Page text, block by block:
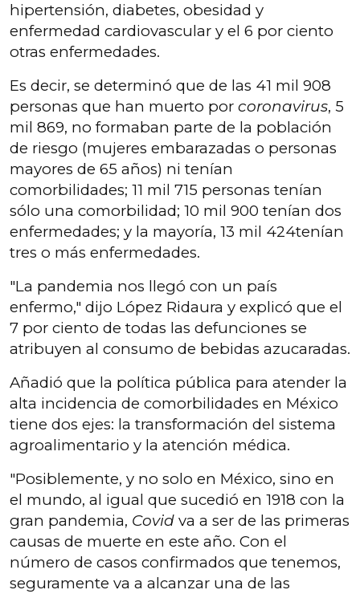
hipertensión, diabetes, obesidad y
enfermedad cardiovascular y el 6 por ciento
otras enfermedades.
Es decir, se determinó que de las 41 mil 908
personas que han muerto por coronavirus, 5
mil 869, no formaban parte de la población
de riesgo (mujeres embarazadas o personas
mayores de 65 años) ni tenían
comorbilidades; 11 mil 715 personas tenían
sólo una comorbilidad; 10 mil 900 tenían dos
enfermedades; y la mayoría, 13 mil 424tenían
tres o más enfermedades.
"La pandemia nos llegó con un país
enfermo," dijo López Ridaura y explicó que el
7 por ciento de todas las defunciones se
atribuyen al consumo de bebidas azucaradas.
Añadió que la política pública para atender la
alta incidencia de comorbilidades en México
tiene dos ejes: la transformación del sistema
agroalimentario y la atención médica.
"Posiblemente, y no solo en México, sino en
el mundo, al igual que sucedió en 1918 con la
gran pandemia, Covid va a ser de las primeras
causas de muerte en este año. Con el
número de casos confirmados que tenemos,
seguramente va a alcanzar una de las